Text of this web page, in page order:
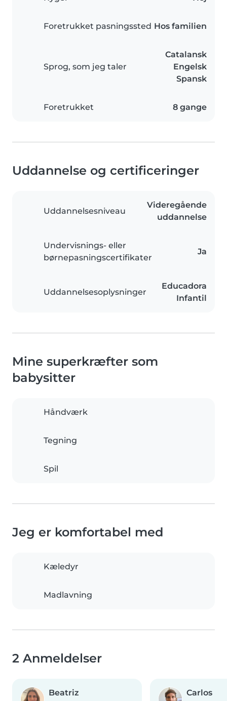
Foretrukket pasningssted Hos familien
Sprog, som jeg taler
Catalansk
Engelsk
Spansk
Foretrukket 8 gange
Uddannelse og certificeringer
Uddannelsesniveau
Videregående
uddannelse
Undervisnings- eller
børnepasningscertifikater
Ja
Uddannelsesoplysninger
Educadora
Infantil
Mine superkræfter som
babysitter
Håndværk
Tegning
Spil
Jeg er komfortabel med
Kæledyr
Madlavning
2 Anmeldelser
Beatriz Carlos